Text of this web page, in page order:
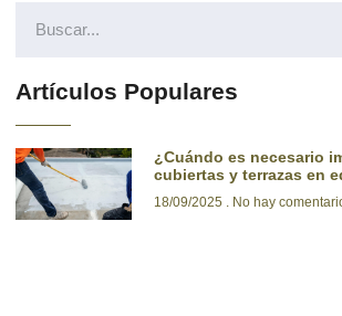
Artículos Populares
¿Cuándo es necesario
cubiertas y terrazas en
18/09/2025 No hay